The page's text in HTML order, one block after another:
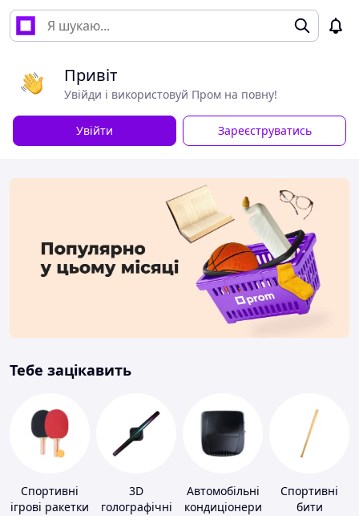
Привіт
Увійди і використовуй Пром на повну!
Увійти Зареєструватись
Тебе зацікавить
Спортивні
ігрові ракетки
3D
голографічні
Автомобільні
кондиціонери
Спортивні
бити